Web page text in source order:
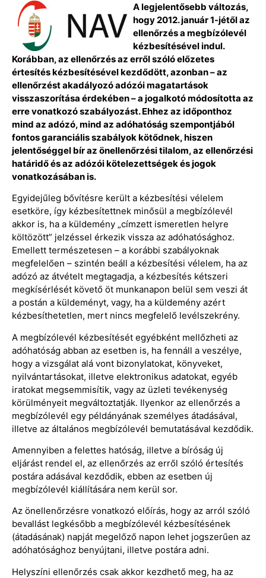
A legjelentősebb változás,
hogy 2012. január 1-jétől az
ellenőrzés a megbízólevél
kézbesítésével indul.
Korábban, az ellenőrzés az erről szóló előzetes
értesítés kézbesítésével kezdődött, azonban – az
ellenőrzést akadályozó adózói magatartások
visszaszorítása érdekében – a jogalkotó módosította az
erre vonatkozó szabályozást. Ehhez az időponthoz
mind az adózó, mind az adóhatóság szempontjából
fontos garanciális szabályok kötődnek, hiszen
jelentőséggel bír az önellenőrzési tilalom, az ellenőrzési
határidő és az adózói kötelezettségek és jogok
vonatkozásában is.
Egyidejűleg bővítésre került a kézbesítési vélelem
esetköre, így kézbesítettnek minősül a megbízólevél
akkor is, ha a küldemény „címzett ismeretlen helyre
költözött” jelzéssel érkezik vissza az adóhatósághoz.
Emellett természetesen – a korábbi szabályoknak
megfelelően – szintén beáll a kézbesítési vélelem, ha az
adózó az átvételt megtagadja, a kézbesítés kétszeri
megkísérlését követő öt munkanapon belül sem veszi át
a postán a küldeményt, vagy, ha a küldemény azért
kézbesíthetetlen, mert nincs megfelelő levélszekrény.
A megbízólevél kézbesítését egyébként mellőzheti az
adóhatóság abban az esetben is, ha fennáll a veszélye,
hogy a vizsgálat alá vont bizonylatokat, könyveket,
nyilvántartásokat, illetve elektronikus adatokat, egyéb
iratokat megsemmisítik, vagy az üzleti tevékenység
körülményeit megváltoztatják. Ilyenkor az ellenőrzés a
megbízólevél egy példányának személyes átadásával,
illetve az általános megbízólevél bemutatásával kezdődik.
Amennyiben a felettes hatóság, illetve a bíróság új
eljárást rendel el, az ellenőrzés az erről szóló értesítés
postára adásával kezdődik, ebben az esetben új
megbízólevél kiállítására nem kerül sor.
Az önellenőrzésre vonatkozó előírás, hogy az arról szóló
bevallást legkésőbb a megbízólevél kézbesítésének
(átadásának) napját megelőző napon lehet jogszerűen az
adóhatósághoz benyújtani, illetve postára adni.
Helyszíni ellenőrzés csak akkor kezdhető meg, ha az